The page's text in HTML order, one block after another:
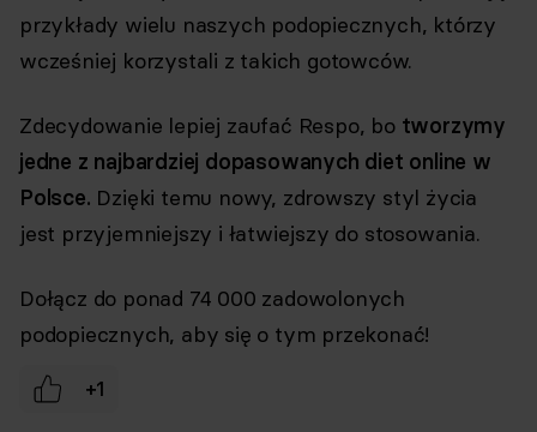
komunikację/przesyłanie informacji
handlowych drogą elektroniczną, zgodnie
z art. 398 ustawy Prawo komunikacji
elektronicznej z dnia 12 lipca 2024 r. (Dz. U.
marketingu bezpośredniego drogą
elektroniczną za pośrednictwem
wiadomości e-mail, przez
Współadministratorów (Respo Wrzosek
Witkowski SK, Respo Wydawnictwo S.C.
oraz RespoMed sp.z o.o, TEKA TRADE sp. z
Przyjmuję do wiadomości, że
przysługuje mi prawo do wycofania
powyższej zgody w każdym czasie.
przykłady wielu naszych podopiecznych, którzy
wcześniej korzystali z takich gotowców.
Zdecydowanie lepiej zaufać Respo, bo tworzymy
jedne z najbardziej dopasowanych diet online w
Polsce. Dzięki temu nowy, zdrowszy styl życia
jest przyjemniejszy i łatwiejszy do stosowania.
Dołącz do ponad 74 000 zadowolonych
podopiecznych, aby się o tym przekonać!
+1